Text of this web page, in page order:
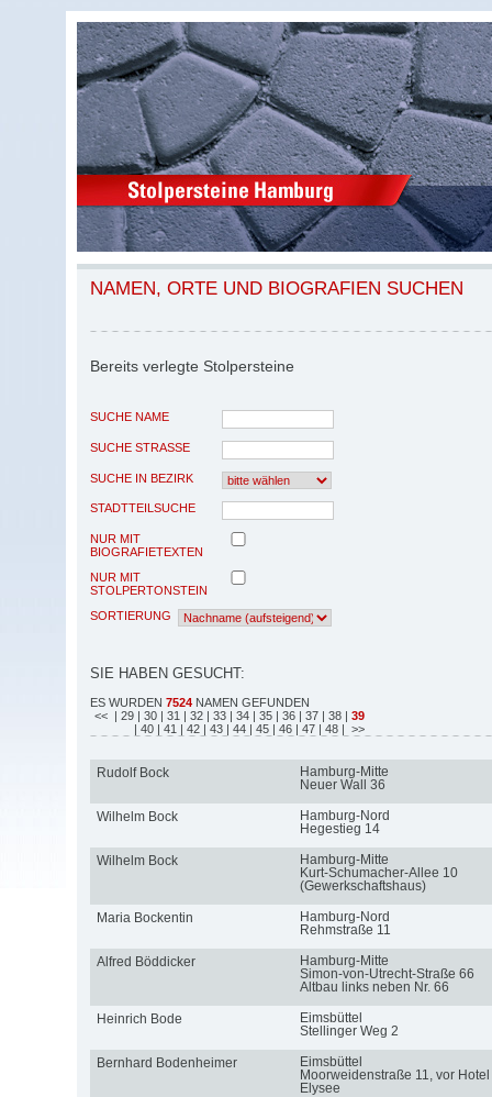
NAMEN, ORTE UND BIOGRAFIEN SUCHEN
Bereits verlegte Stolpersteine
SUCHE NAME
SUCHE STRASSE
SUCHE IN BEZIRK
STADTTEILSUCHE
NUR MIT
BIOGRAFIETEXTEN
NUR MIT
STOLPERTONSTEIN
SORTIERUNG
SIE HABEN GESUCHT:
ES WURDEN 7524 NAMEN GEFUNDEN
<< | 29 | 30 | 31 | 32 | 33 | 34 | 35 | 36 | 37 | 38 | 39
| 40 | 41 | 42 | 43 | 44 | 45 | 46 | 47 | 48 | >>
Rudolf Bock
Hamburg-Mitte
Neuer Wall 36
Wilhelm Bock
Hamburg-Nord
Hegestieg 14
Wilhelm Bock
Hamburg-Mitte
Kurt-Schumacher-Allee 10
(Gewerkschaftshaus)
Maria Bockentin
Hamburg-Nord
Rehmstraße 11
Alfred Böddicker
Hamburg-Mitte
Simon-von-Utrecht-Straße 66
Altbau links neben Nr. 66
Heinrich Bode
Eimsbüttel
Stellinger Weg 2
Bernhard Bodenheimer
Eimsbüttel
Moorweidenstraße 11, vor Hotel
Elysee